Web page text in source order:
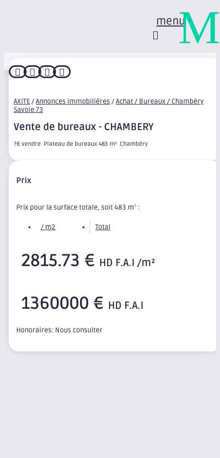
menu
   
AXITE/Annonces immobilières /Achat / Bureaux / Chambéry
Savoie 73
Vente de bureaux - CHAMBERY
?€ vendre  Plateau de bureaux 483 m²  Chambéry
Prix
Prix pour la surface totale, soit 483 m2 :
/ m2 Total
2815.73 € HD F.A.I /m²
1360000 € HD F.A.I
Honoraires: Nous consulter
M